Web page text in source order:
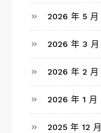
2026 年 5 月
2026 年 3 月
2026 年 2 月
2026 年 1 月
2025 年 12 月